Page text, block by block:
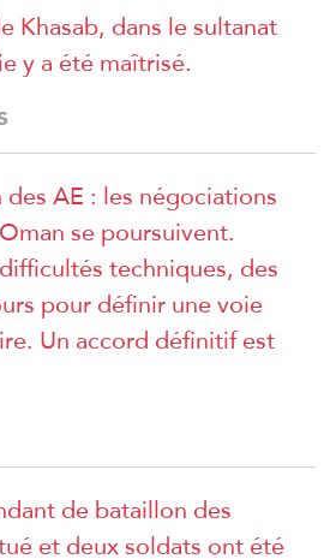
Khasab, dans le sultanat
y a été maîtrisé.
AE : les négociations
se poursuivent.
techniques, des
pour définir une voie
Un accord définitif est
de bataillon des
et deux soldats ont été